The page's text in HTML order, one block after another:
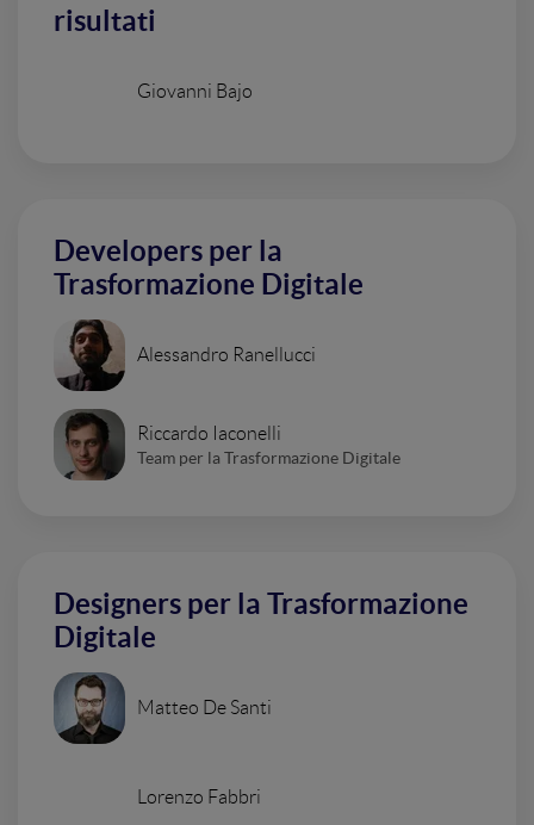
risultati
Giovanni Bajo
Developers per la
Trasformazione Digitale
Alessandro Ranellucci
Riccardo Iaconelli
Team per la Trasformazione Digitale
Designers per la Trasformazione
Digitale
Matteo De Santi
Lorenzo Fabbri